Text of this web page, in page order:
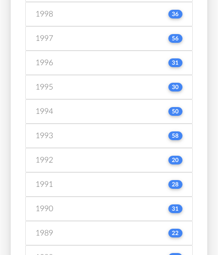
1998 36
1997 56
1996 31
1995 30
1994 50
1993 58
1992 20
1991 28
1990 31
1989 22